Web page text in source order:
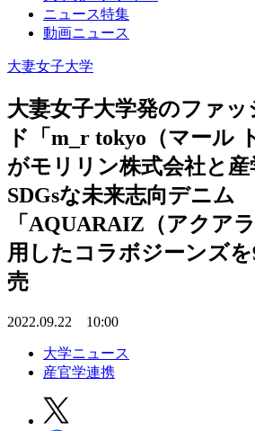
ニュース特集
動画ニュース
大妻女子大学
大妻女子大学発のファ
ド「m_r tokyo（マール
がモリリン株式会社と産
SDGsな未来志向デニム
「AQUARAIZ（アクア
用したコラボジーンズ
売
2022.09.22 10:00
大学ニュース
産官学連携